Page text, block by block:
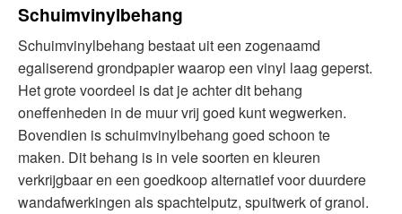
Schuimvinylbehang
Schuimvinylbehang bestaat uit een zogenaamd
egaliserend grondpapier waarop een vinyl laag geperst.
Het grote voordeel is dat je achter dit behang
oneffenheden in de muur vrij goed kunt wegwerken.
Bovendien is schuimvinylbehang goed schoon te
maken. Dit behang is in vele soorten en kleuren
verkrijgbaar en een goedkoop alternatief voor duurdere
wandafwerkingen als spachtelputz, spuitwerk of granol.